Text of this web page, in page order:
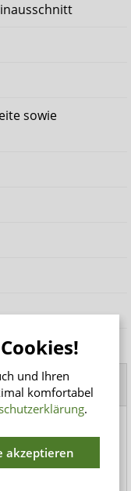
sowie
und Ihren
komfortabel
.
akzeptieren